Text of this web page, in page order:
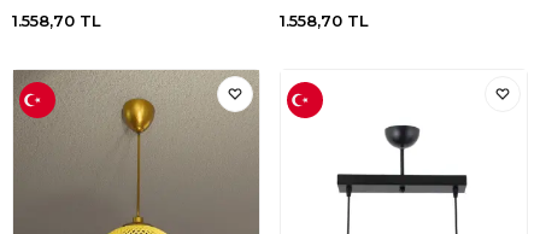
1.558,70 TL 1.558,70 TL